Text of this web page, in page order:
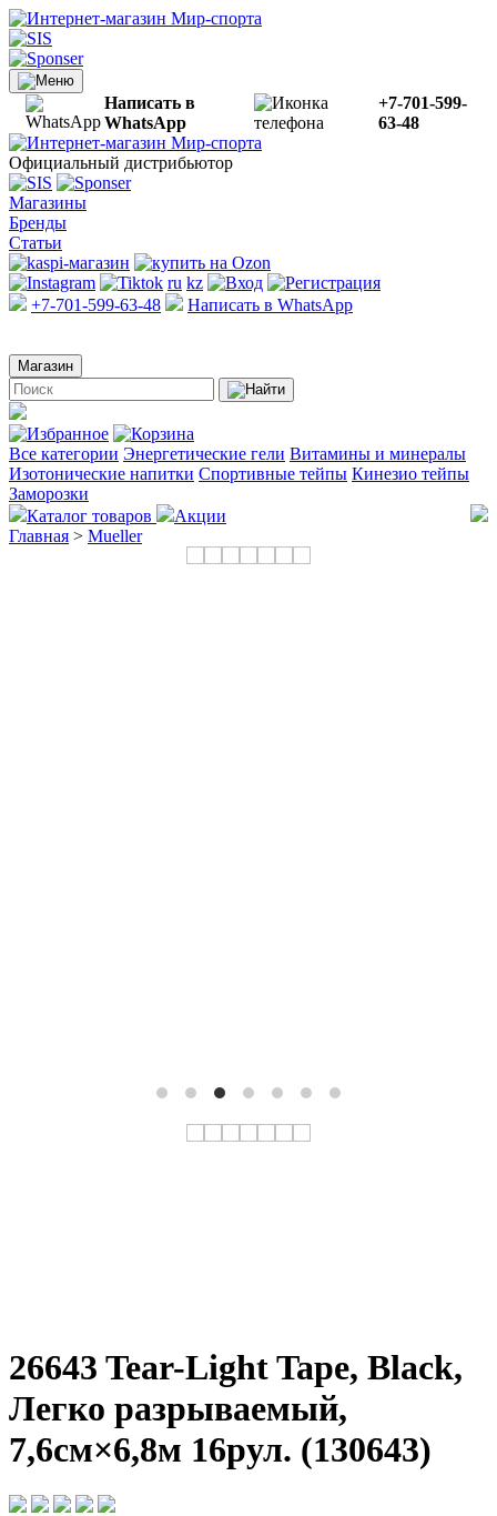
Написать в
WhatsApp
+7-701-599-
63-48
Официальный дистрибьютор
Магазины
Бренды
Статьи
ru kz
+7-701-599-63-48
Написать в WhatsApp
Магазин
Все категории Энергетические гели Витамины и минералы
Изотонические напитки Спортивные тейпы Кинезио тейпы
Заморозки
Каталог товаров
Акции
Главная > Mueller
26643 Tear-Light Tape, Black,
Легко разрываемый,
7,6см×6,8м 16рул. (130643)